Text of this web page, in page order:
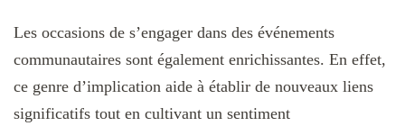
Les occasions de s’engager dans des événements
communautaires sont également enrichissantes. En effet,
ce genre d’implication aide à établir de nouveaux liens
significatifs tout en cultivant un sentiment